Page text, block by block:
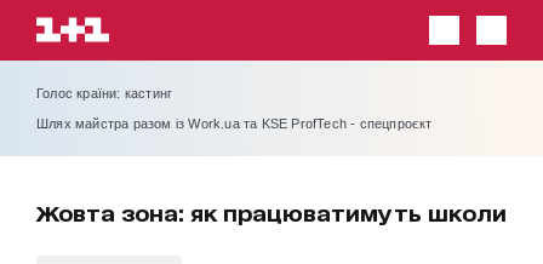
Голос країни: кастинг
Шлях майстра разом із Work.ua та KSE ProfTech - спецпроєкт
Жовта зона: як працюватимуть школи